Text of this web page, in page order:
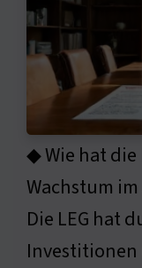
◆ Wie hat
Wachstum
Die LEG hat